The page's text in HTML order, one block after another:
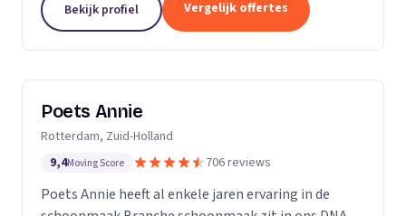
dakgoten...
Bekijk profiel Vergelijk offertes
Poets Annie
Rotterdam, Zuid-Holland
9,4Moving Score 706 reviews
Poets Annie heeft al enkele jaren ervaring in de